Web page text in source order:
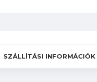
SZÁLLÍTÁSI INFORMÁCIÓK